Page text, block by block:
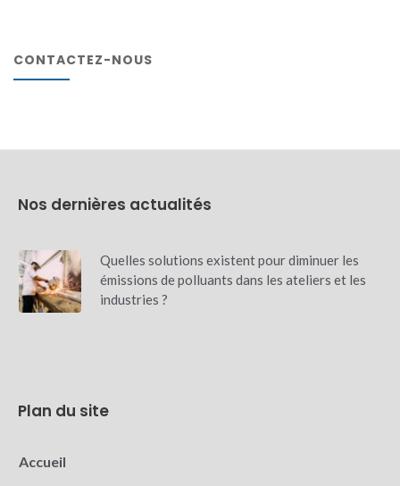
CONTACTEZ-NOUS
Nos dernières actualités
Quelles solutions existent pour diminuer les
émissions de polluants dans les ateliers et les
industries ?
Plan du site
Accueil